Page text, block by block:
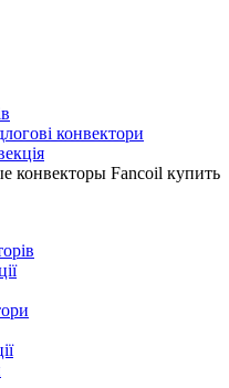
конвектори
конвекторы Fancoil купить